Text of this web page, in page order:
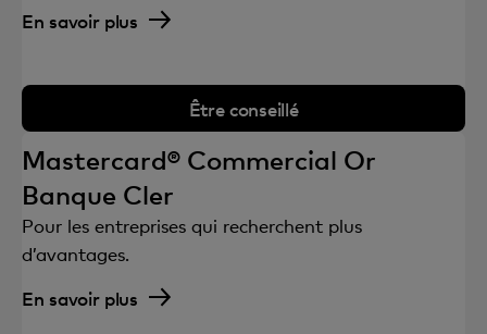
En savoir plus
Être conseillé
Mastercard® Commercial Or
Banque Cler
Pour les entreprises qui recherchent plus
d’avantages.
En savoir plus